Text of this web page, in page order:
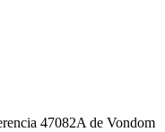
47082A de Vondom